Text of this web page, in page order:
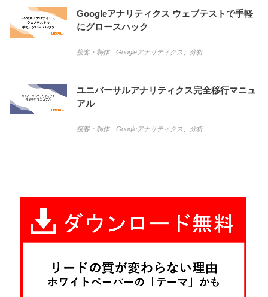
Googleアナリティクス ウェブテストで手軽
にグロースハック
接客・制作、 Googleアナリティクス 分析
ユニバーサルアナリティクス完全移行マニュ
アル
接客・制作、 Googleアナリティクス 分析